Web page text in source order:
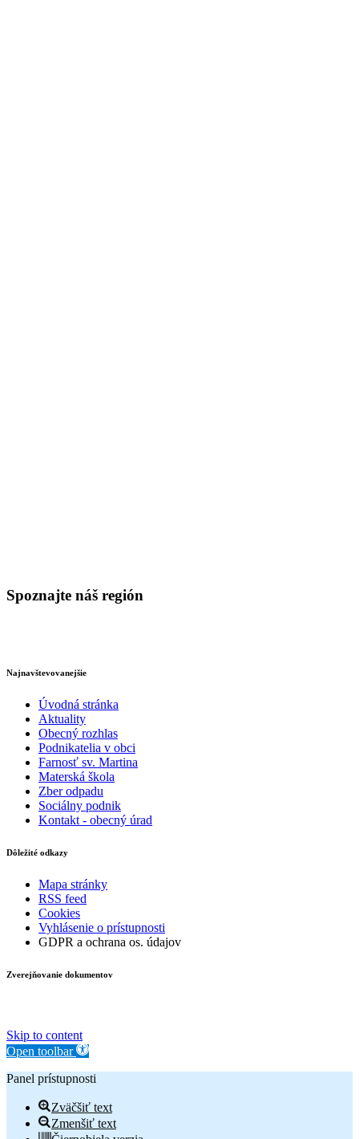
Spoznajte náš región
Najnavštevovanejšie
Úvodná stránka
Aktuality
Obecný rozhlas
Podnikatelia v obci
Farnosť sv. Martina
Materská škola
Zber odpadu
Sociálny podnik
Kontakt - obecný úrad
Dôležité odkazy
Mapa stránky
RSS feed
Cookies
Vyhlásenie o prístupnosti
GDPR a ochrana os. údajov
Zverejňovanie dokumentov
Skip to content
Open toolbar
Panel prístupnosti
Zväčšiť text
Zmenšiť text